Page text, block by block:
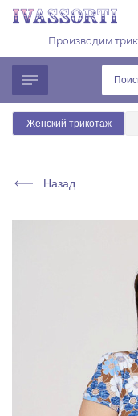
Производим
Женский трикотаж
Назад